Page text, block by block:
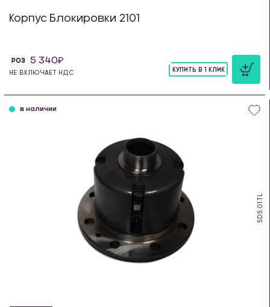
Корпус Блокировки 2101
РОЗ 5 340
НЕ ВКЛЮЧАЕТ НДС
КУПИТЬ В 1 КЛИК
SDS.01.TL
в наличии